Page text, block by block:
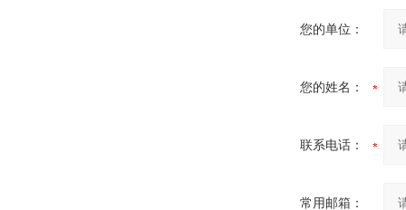
您的单位：
您的姓名：
联系电话：
常用邮箱：